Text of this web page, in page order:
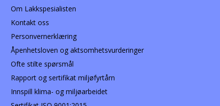
Om Lakkspesialisten
Kontakt oss
Personvernerklæring
Åpenhetsloven og aktsomhetsvurderinger
Ofte stilte spørsmål
Rapport og sertifikat miljøfyrtårn
Innspill klima- og miljøarbeidet